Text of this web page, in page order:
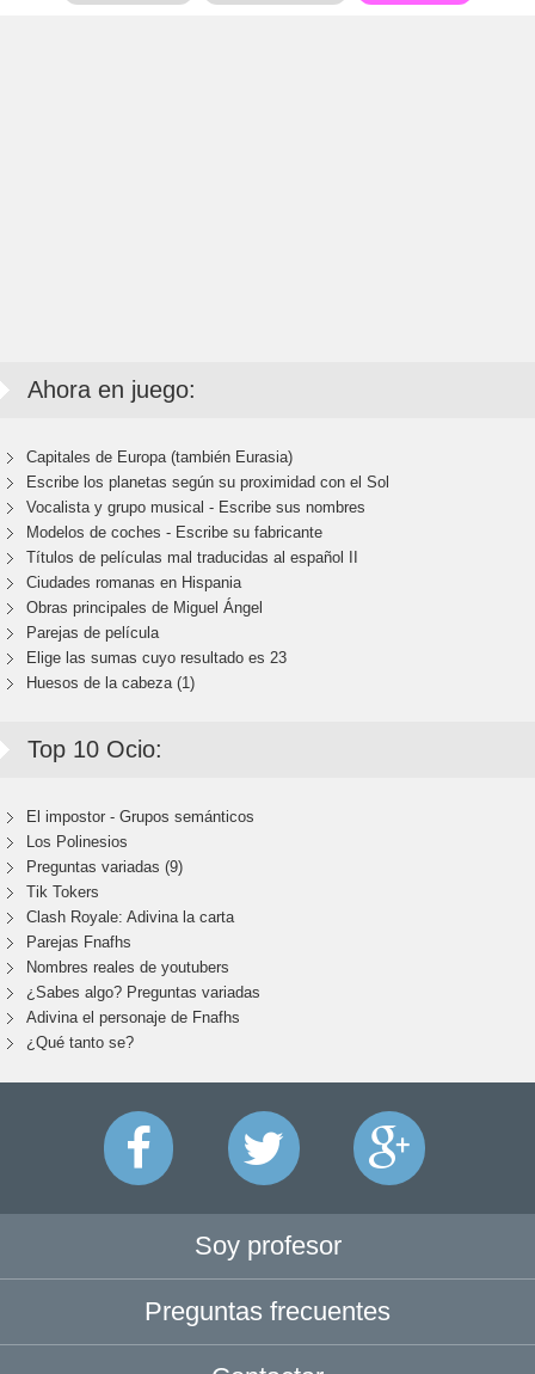
Ahora en juego:
Capitales de Europa (también Eurasia)
Escribe los planetas según su proximidad con el Sol
Vocalista y grupo musical - Escribe sus nombres
Modelos de coches - Escribe su fabricante
Títulos de películas mal traducidas al español II
Ciudades romanas en Hispania
Obras principales de Miguel Ángel
Parejas de película
Elige las sumas cuyo resultado es 23
Huesos de la cabeza (1)
Top 10 Ocio:
El impostor - Grupos semánticos
Los Polinesios
Preguntas variadas (9)
Tik Tokers
Clash Royale: Adivina la carta
Parejas Fnafhs
Nombres reales de youtubers
¿Sabes algo? Preguntas variadas
Adivina el personaje de Fnafhs
¿Qué tanto se?
Soy profesor
Preguntas frecuentes